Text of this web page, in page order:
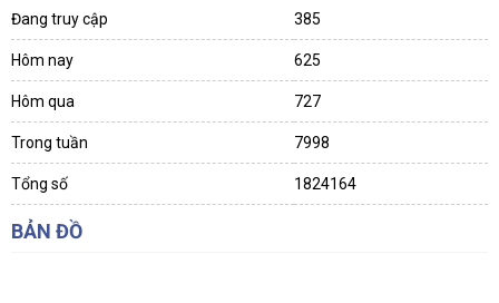
Đang truy cập 385
Hôm nay 625
Hôm qua 727
Trong tuần 7998
Tổng số 1824164
BẢN ĐỒ